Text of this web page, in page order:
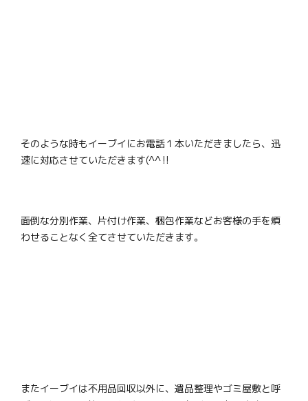
そのような時もイーブイにお電話１本いただきましたら、迅
速に対応させていただきます(^^‼
面倒な分別作業、片付け作業、梱包作業などお客様の手を煩
わせることなく全てさせていただきます。
またイーブイは不用品回収以外に、遺品整理やゴミ屋敷と呼